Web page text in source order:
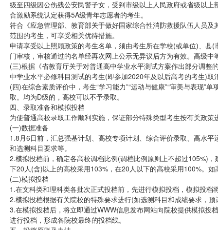
级至四级因公伤残公安民警子女，受到市级以上人民政府或省级以
合激励系统认定获得5A级青年志愿者的考生。
符合《应急管理部、教育部关于做好国家综合性消防救援队伍人员
范围的考生，可享受相关优待措施。
申请享受以上照顾政策的考生名单，须由考生所在学校(或单位)、
门审核，审核通过的名单经再次网上公示无异议后方为有效。高级
(三)根据《省教育厅关于对普通高中学业水平测试方案作出部分调
中学业水平必修科目测试的考生(即参加2020年及以后高考的考生)取
(四)在综合素质评价中，考生“学习能力”“运动与健康”“审美与表现”
取。均为D级的，高校可以不予录取。
四、录取准备和模拟投档
为使普通高校录取工作顺利实施，保证部分特殊类型考生按有关政
(一)数据准备
1.8月6日前，汇总强基计划、高校专项计划、综合评价录取、高水
和选测科目要求等。
2.模拟投档前，确定各高校调档比例(调档比例原则上不超过105%)
下20人(含)以上的高校采用103%，在20人以下的高校采用100%。
(二)模拟投档
1.在文科类和理科类各批次正式投档前，先进行模拟投档，模拟投
2.模拟投档根据有关院校的特殊要求进行(如选测科目和成绩要求，
3.在模拟投档后，将立即通过WWW信息发布网站向院校提供模拟
进行投档，形成各院校最终的投档线。